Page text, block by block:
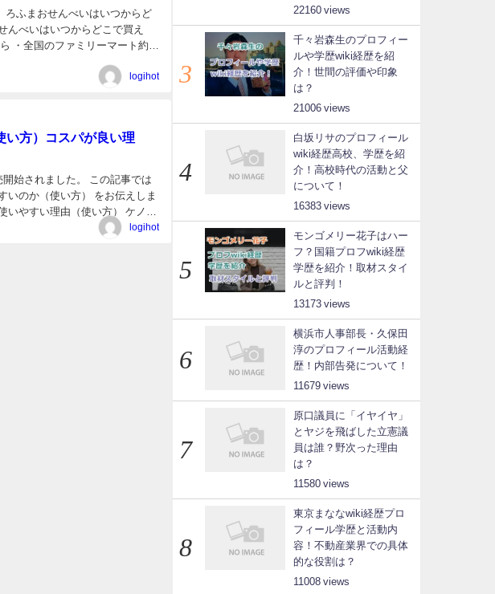
ろふまおせんべいはいつからど
んべいはいつからどこで買え
・全国のファミリーマート約
logihot
い方）コスパが良い理
始されました。 この記事では
いのか（使い方） をお伝えしま
やすい理由（使い方） ケノン
logihot
22160
千々岩森生のプロフィー
ルや学歴wiki経歴を紹
介！世間の評価や印象
は？
21006
白坂リサのプロフィール
wiki経歴高校、学歴を紹
介！高校時代の活動と父
について！
16383
モンゴメリー花子はハー
フ？国籍プロフwiki経歴
学歴を紹介！取材スタイ
ルと評判！
13173
横浜市人事部長・久保田
淳のプロフィール活動経
歴！内部告発について！
11679
原口議員に「イヤイヤ」
とヤジを飛ばした立憲議
員は誰？野次った理由
は？
11580
東京まななwiki経歴プロ
フィール学歴と活動内
容！不動産業界での具体
的な役割は？
11008